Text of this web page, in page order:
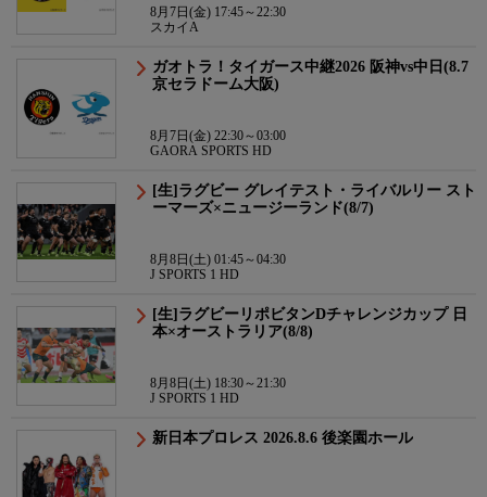
8月7日(金) 17:45～22:30
スカイA
ガオトラ！タイガース中継2026 阪神vs中日(8.7
京セラドーム大阪)
8月7日(金) 22:30～03:00
GAORA SPORTS HD
[生]ラグビー グレイテスト・ライバルリー スト
ーマーズ×ニュージーランド(8/7)
8月8日(土) 01:45～04:30
J SPORTS 1 HD
[生]ラグビーリポビタンDチャレンジカップ 日
本×オーストラリア(8/8)
8月8日(土) 18:30～21:30
J SPORTS 1 HD
新日本プロレス 2026.8.6 後楽園ホール